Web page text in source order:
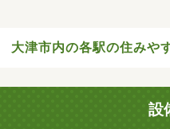
大津市内の各駅の住みや
設